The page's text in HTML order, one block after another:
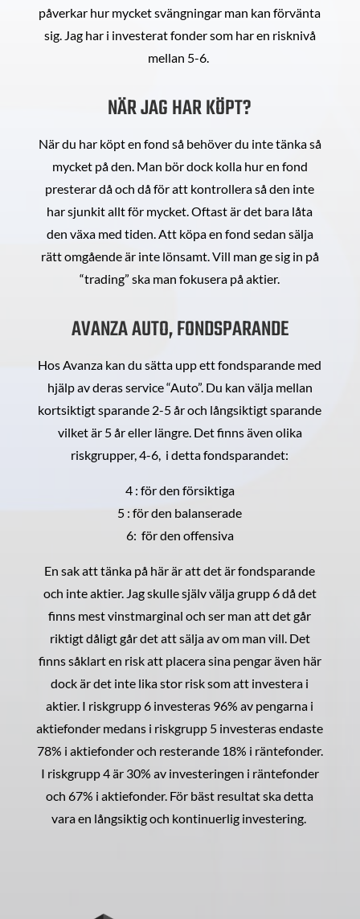
påverkar hur mycket svängningar man kan förvänta
sig. Jag har i investerat fonder som har en risknivå
mellan 5-6.
NÄR JAG HAR KÖPT?
När du har köpt en fond så behöver du inte tänka så
mycket på den. Man bör dock kolla hur en fond
presterar då och då för att kontrollera så den inte
har sjunkit allt för mycket. Oftast är det bara låta
den växa med tiden. Att köpa en fond sedan sälja
rätt omgående är inte lönsamt. Vill man ge sig in på
“trading” ska man fokusera på aktier.
AVANZA AUTO, FONDSPARANDE
Hos Avanza kan du sätta upp ett fondsparande med
hjälp av deras service “Auto”. Du kan välja mellan
kortsiktigt sparande 2-5 år och långsiktigt sparande
vilket är 5 år eller längre. Det finns även olika
riskgrupper, 4-6, i detta fondsparandet:
4 : för den försiktiga
5 : för den balanserade
6: för den offensiva
En sak att tänka på här är att det är fondsparande
och inte aktier. Jag skulle själv välja grupp 6 då det
finns mest vinstmarginal och ser man att det går
riktigt dåligt går det att sälja av om man vill. Det
finns såklart en risk att placera sina pengar även här
dock är det inte lika stor risk som att investera i
aktier. I riskgrupp 6 investeras 96% av pengarna i
aktiefonder medans i riskgrupp 5 investeras endaste
78% i aktiefonder och resterande 18% i räntefonder.
I riskgrupp 4 är 30% av investeringen i räntefonder
och 67% i aktiefonder. För bäst resultat ska detta
vara en långsiktig och kontinuerlig investering.